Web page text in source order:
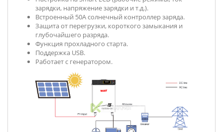
зарядки, напряжение зарядки и т.д.).
Встроенный 50A солнечный контроллер заряда.
Защита от перегрузки, короткого замыкания и
глубочайшего разряда.
Функция прохладного старта.
Поддержка USB.
Работает с генератором.